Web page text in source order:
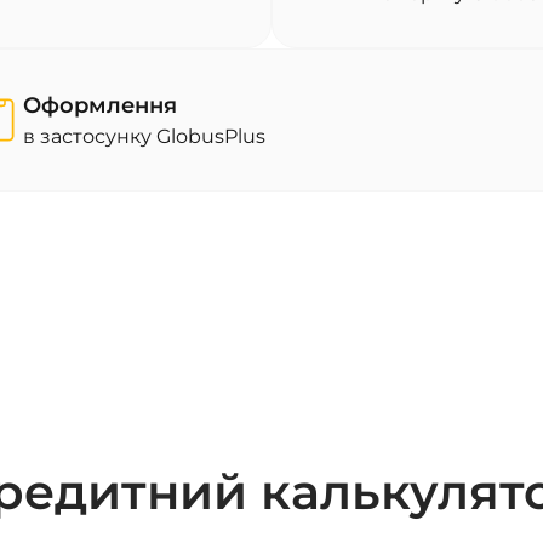
Оформлення
в застосунку GlobusPlus